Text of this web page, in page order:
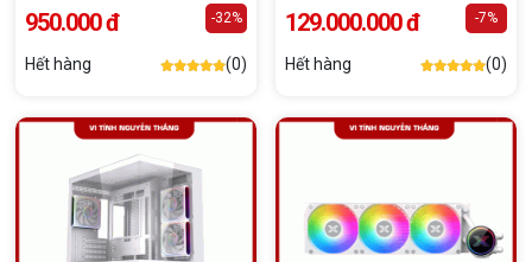
950.000 đ -32%
Hết hàng (0)
129.000.000 đ -7%
Hết hàng (0)